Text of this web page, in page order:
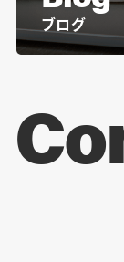
ブログ